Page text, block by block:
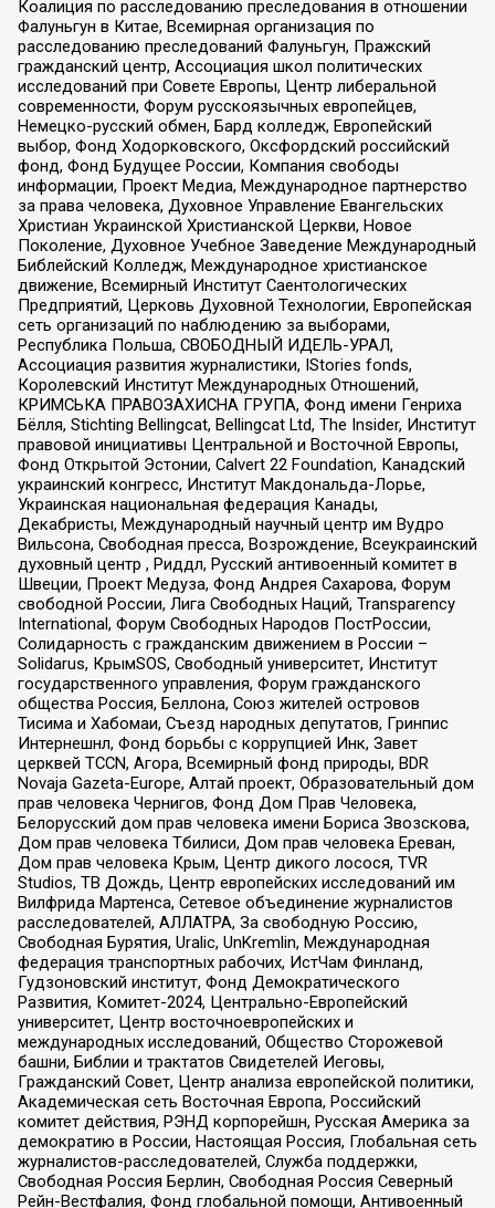
Коалиция по расследованию преследования в отношении
Фалуньгун в Китае, Всемирная организация по
расследованию преследований Фалуньгун, Пражский
гражданский центр, Ассоциация школ политических
исследований при Совете Европы, Центр либеральной
современности, Форум русскоязычных европейцев,
Немецко-русский обмен, Бард колледж, Европейский
выбор, Фонд Ходорковского, Оксфордский российский
фонд, Фонд Будущее России, Компания свободы
информации, Проект Медиа, Международное партнерство
за права человека, Духовное Управление Евангельских
Христиан Украинской Христианской Церкви, Новое
Поколение, Духовное Учебное Заведение Международный
Библейский Колледж, Международное христианское
движение, Всемирный Институт Саентологических
Предприятий, Церковь Духовной Технологии, Европейская
сеть организаций по наблюдению за выборами,
Республика Польша, СВОБОДНЫЙ ИДЕЛЬ-УРАЛ,
Ассоциация развития журналистики, IStories fonds,
Королевский Институт Международных Отношений,
КРИМСЬКА ПРАВОЗАХИСНА ГРУПА, Фонд имени Генриха
Бёлля, Stichting Bellingcat, Bellingcat Ltd, The Insider, Институт
правовой инициативы Центральной и Восточной Европы,
Фонд Открытой Эстонии, Calvert 22 Foundation, Канадский
украинский конгресс, Институт Макдональда-Лорье,
Украинская национальная федерация Канады,
Декабристы, Международный научный центр им Вудро
Вильсона, Свободная пресса, Возрождение, Всеукраинский
духовный центр , Риддл, Русский антивоенный комитет в
Швеции, Проект Медуза, Фонд Андрея Сахарова, Форум
свободной России, Лига Свободных Наций, Transparеncy
International, Форум Свободных Народов ПостРоссии,
Солидарность с гражданским движением в России –
Solidarus, КрымSOS, Свободный университет, Институт
государственного управления, Форум гражданского
общества Россия, Беллона, Союз жителей островов
Тисима и Хабомаи, Съезд народных депутатов, Гринпис
Интернешнл, Фонд борьбы с коррупцией Инк, Завет
церквей TCCN, Агора, Всемирный фонд природы, BDR
Novaja Gazeta-Europe, Алтай проект, Образовательный дом
прав человека Чернигов, Фонд Дом Прав Человека,
Белорусский дом прав человека имени Бориса Звозскова,
Дом прав человека Тбилиси, Дом прав человека Ереван,
Дом прав человека Крым, Центр дикого лосося, TVR
Studios, ТВ Дождь, Центр европейских исследований им
Вилфрида Мартенса, Сетевое объединение журналистов
расследователей, АЛЛАТРА, За свободную Россию,
Свободная Бурятия, Uralic, UnKremlin, Международная
федерация транспортных рабочих, ИстЧам Финланд,
Гудзоновский институт, Фонд Демократического
Развития, Комитет-2024, Центрально-Европейский
университет, Центр восточноевропейских и
международных исследований, Общество Сторожевой
башни, Библии и трактатов Свидетелей Иеговы,
Гражданский Совет, Центр анализа европейской политики,
Академическая сеть Восточная Европа, Российский
комитет действия, РЭНД корпорейшн, Русская Америка за
демократию в России, Настоящая Россия, Глобальная сеть
журналистов-расследователей, Служба поддержки,
Свободная Россия Берлин, Свободная Россия Северный
Рейн-Вестфалия, Фонд глобальной помощи, Антивоенный